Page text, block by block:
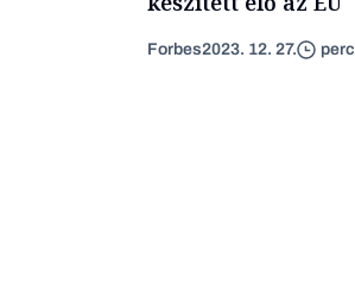
Forbes2023. 12. 27. perc